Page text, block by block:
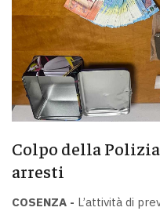
Colpo della
arresti
COSENZA - L’attività di